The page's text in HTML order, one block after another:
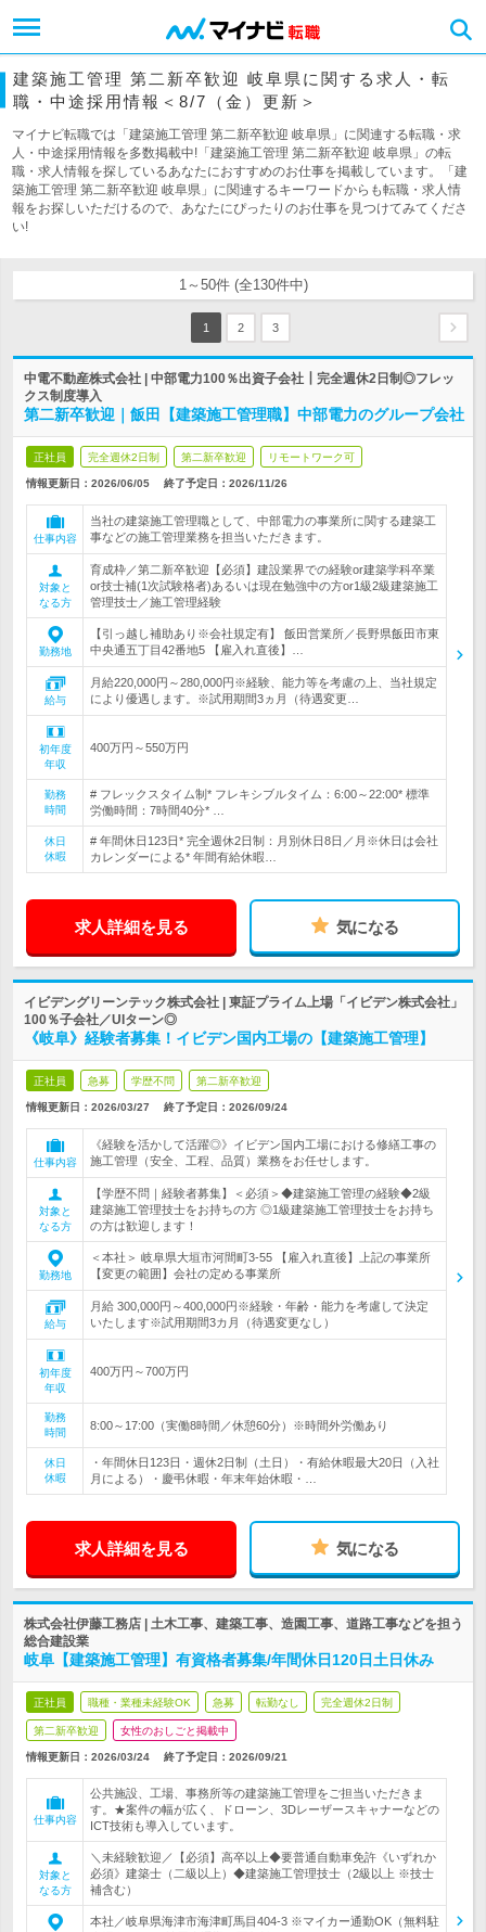
建築施工管理 第二新卒歓迎 岐阜県に関する求人・転
職・中途採用情報＜8/7（金）更新＞
マイナビ転職では「建築施工管理 第二新卒歓迎 岐阜県」に関連する転職・求
人・中途採用情報を多数掲載中!「建築施工管理 第二新卒歓迎 岐阜県」の転
職・求人情報を探しているあなたにおすすめのお仕事を掲載しています。「建
築施工管理 第二新卒歓迎 岐阜県」に関連するキーワードからも転職・求人情
報をお探しいただけるので、あなたにぴったりのお仕事を見つけてみてくださ
い!
1～50件 (全130件中)
1 2 3
中電不動産株式会社 | 中部電力100％出資子会社┃完全週休2日制◎フレッ
クス制度導入
第二新卒歓迎｜飯田【建築施工管理職】中部電力のグループ会社
正社員 完全週休2日制 第二新卒歓迎 リモートワーク可
情報更新日：2026/06/05 終了予定日： 2026/11/26
仕事内容
当社の建築施工管理職として、中部電力の事業所に関する建築工
事などの施工管理業務を担当いただきます。
対象と
なる方
育成枠／第二新卒歓迎【必須】建設業界での経験or建築学科卒業
or技士補(1次試験格者)あるいは現在勉強中の方or1級2級建築施工
管理技士／施工管理経験
勤務地
【引っ越し補助あり※会社規定有】 飯田営業所／長野県飯田市東
中央通五丁目42番地5 【雇入れ直後】…
給与
月給220,000円～280,000円※経験、能力等を考慮の上、当社規定
により優遇します。※試用期間3ヵ月（待遇変更…
初年度
年収
400万円～550万円
勤務
時間
# フレックスタイム制* フレキシブルタイム：6:00～22:00* 標準
労働時間：7時間40分* …
休日
休暇
# 年間休日123日* 完全週休2日制：月別休日8日／月※休日は会社
カレンダーによる* 年間有給休暇…
求人詳細を見る 気になる
イビデングリーンテック株式会社 | 東証プライム上場「イビデン株式会社」
100％子会社／UIターン◎
《岐阜》経験者募集！イビデン国内工場の【建築施工管理】
正社員 急募 学歴不問 第二新卒歓迎
情報更新日：2026/03/27 終了予定日： 2026/09/24
仕事内容
《経験を活かして活躍◎》イビデン国内工場における修繕工事の
施工管理（安全、工程、品質）業務をお任せします。
対象と
なる方
【学歴不問｜経験者募集】＜必須＞◆建築施工管理の経験◆2級
建築施工管理技士をお持ちの方 ◎1級建築施工管理技士をお持ち
の方は歓迎します！
勤務地
＜本社＞ 岐阜県大垣市河間町3-55 【雇入れ直後】上記の事業所
【変更の範囲】会社の定める事業所
給与
月給 300,000円～400,000円※経験・年齢・能力を考慮して決定
いたします※試用期間3カ月（待遇変更なし）
初年度
年収
400万円～700万円
勤務
時間
8:00～17:00（実働8時間／休憩60分）※時間外労働あり
休日
休暇
・年間休日123日・週休2日制（土日）・有給休暇最大20日（入社
月による）・慶弔休暇・年末年始休暇・…
求人詳細を見る 気になる
株式会社伊藤工務店 | 土木工事、建築工事、造園工事、道路工事などを担う
総合建設業
岐阜【建築施工管理】有資格者募集/年間休日120日土日休み
正社員 職種・業種未経験OK 急募 転勤なし 完全週休2日制
第二新卒歓迎 女性のおしごと掲載中
情報更新日：2026/03/24 終了予定日： 2026/09/21
仕事内容
公共施設、工場、事務所等の建築施工管理をご担当いただきま
す。★案件の幅が広く、ドローン、3Dレーザースキャナーなどの
ICT技術も導入しています。
対象と
なる方
＼未経験歓迎／【必須】高卒以上◆要普通自動車免許《いずれか
必須》建築士（二級以上）◆建築施工管理技士（2級以上 ※技士
補含む）
本社／岐阜県海津市海津町馬目404-3 ※マイカー通勤OK（無料駐